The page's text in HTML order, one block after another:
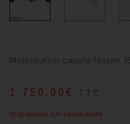
Motorisation capote Nissan
1 750,00 € TTC
Disponible sur commande